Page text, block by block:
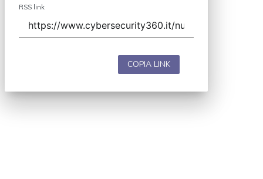
RSS link
COPIA LINK